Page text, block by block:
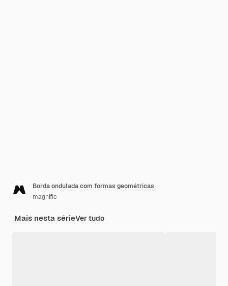
Borda ondulada com formas geométricas
magnific
Mais nesta sérieVer tudo